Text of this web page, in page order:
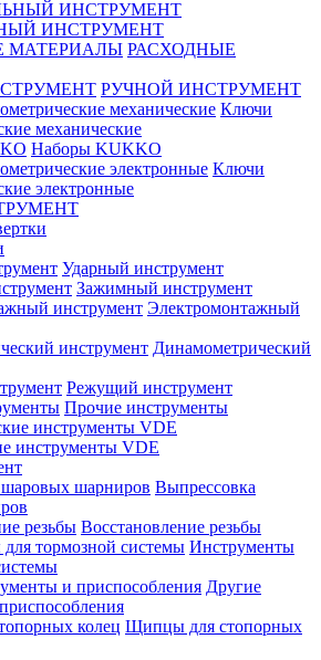
ИНСТРУМЕНТ
РАСХОДНЫЕ
РУЧНОЙ ИНСТРУМЕНТ
Ключи
механические
Наборы KUKKO
Ключи
электронные
Ударный инструмент
Зажимный инструмент
Электромонтажный
Динамометрический
Режущий инструмент
Прочие инструменты
инструменты VDE
Выпрессовка
Восстановление резьбы
Инструменты
Другие
Щипцы для стопорных